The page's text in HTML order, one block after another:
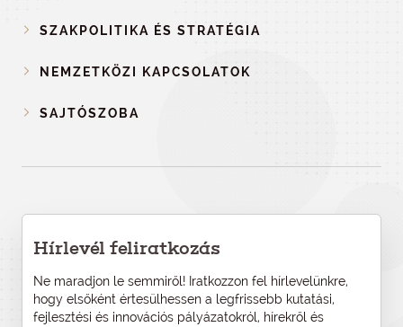
SZAKPOLITIKA ÉS STRATÉGIA
NEMZETKÖZI KAPCSOLATOK
SAJTÓSZOBA
Hírlevél feliratkozás
Ne maradjon le semmiről! Iratkozzon fel hírlevelünkre,
hogy elsőként értesülhessen a legfrissebb kutatási,
fejlesztési és innovációs pályázatokról, hírekről és